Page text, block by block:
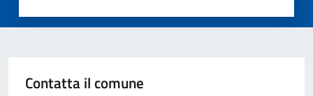
Contatta il comune